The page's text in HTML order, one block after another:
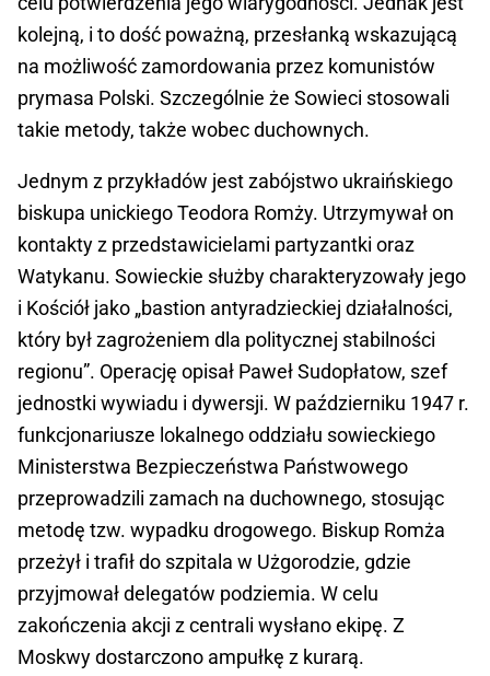
kolejną, i to dość poważną, przesłanką wskazującą
na możliwość zamordowania przez komunistów
prymasa Polski. Szczególnie że Sowieci stosowali
takie metody, także wobec duchownych.
Jednym z przykładów jest zabójstwo ukraińskiego
biskupa unickiego Teodora Romży. Utrzymywał on
kontakty z przedstawicielami partyzantki oraz
Watykanu. Sowieckie służby charakteryzowały jego
i Kościół jako „bastion antyradzieckiej działalności,
który był zagrożeniem dla politycznej stabilności
regionu”. Operację opisał Paweł Sudopłatow, szef
jednostki wywiadu i dywersji. W październiku 1947 r.
funkcjonariusze lokalnego oddziału sowieckiego
Ministerstwa Bezpieczeństwa Państwowego
przeprowadzili zamach na duchownego, stosując
metodę tzw. wypadku drogowego. Biskup Romża
przeżył i trafił do szpitala w Użgorodzie, gdzie
przyjmował delegatów podziemia. W celu
zakończenia akcji z centrali wysłano ekipę. Z
Moskwy dostarczono ampułkę z kurarą.